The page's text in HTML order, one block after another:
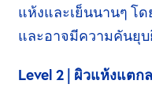
แห้งและเย็นนานๆ โด
และอาจมีความคันยุ
Level 2 | ผิวแห้งแตก